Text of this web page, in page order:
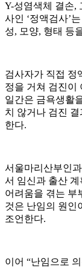
Y-성염색체 결손,
사인 ‘정액검사’
성, 모양, 형태 등
검사자가 직접 정
정을 거쳐 검진이
일간은 금욕생활
치 않거나 검진
한다.
서울마리산부인
서 임신과 출산
어려움을 겪는 부
것은 난임의 원인
조언한다.
이어 “난임으로